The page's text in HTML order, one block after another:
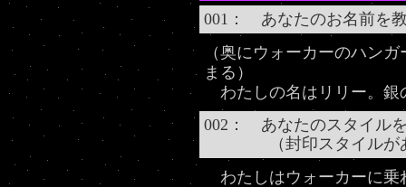
001： あなたのお名前を
（奥にウォーカーのハン
まる）
わたしの名はリリー。銀
002： あなたのスタイル
（封印スタイルがあ
わたしはウォーカーに乗